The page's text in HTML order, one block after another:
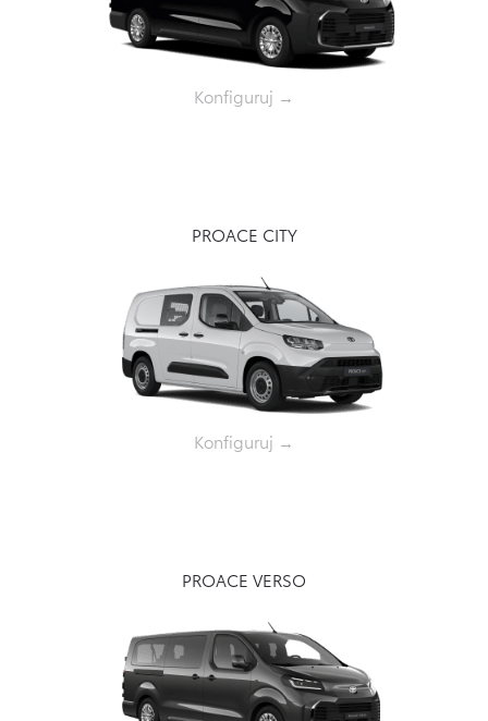
Konfiguruj →
PROACE CITY
Konfiguruj →
PROACE VERSO